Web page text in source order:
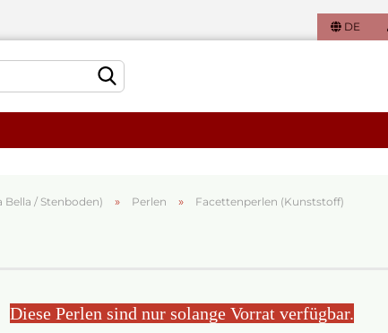
DE
Bella / Stenboden) » Perlen » Facettenperlen (Kunststoff)
Diese Perlen sind nur solange Vorrat verfügbar.